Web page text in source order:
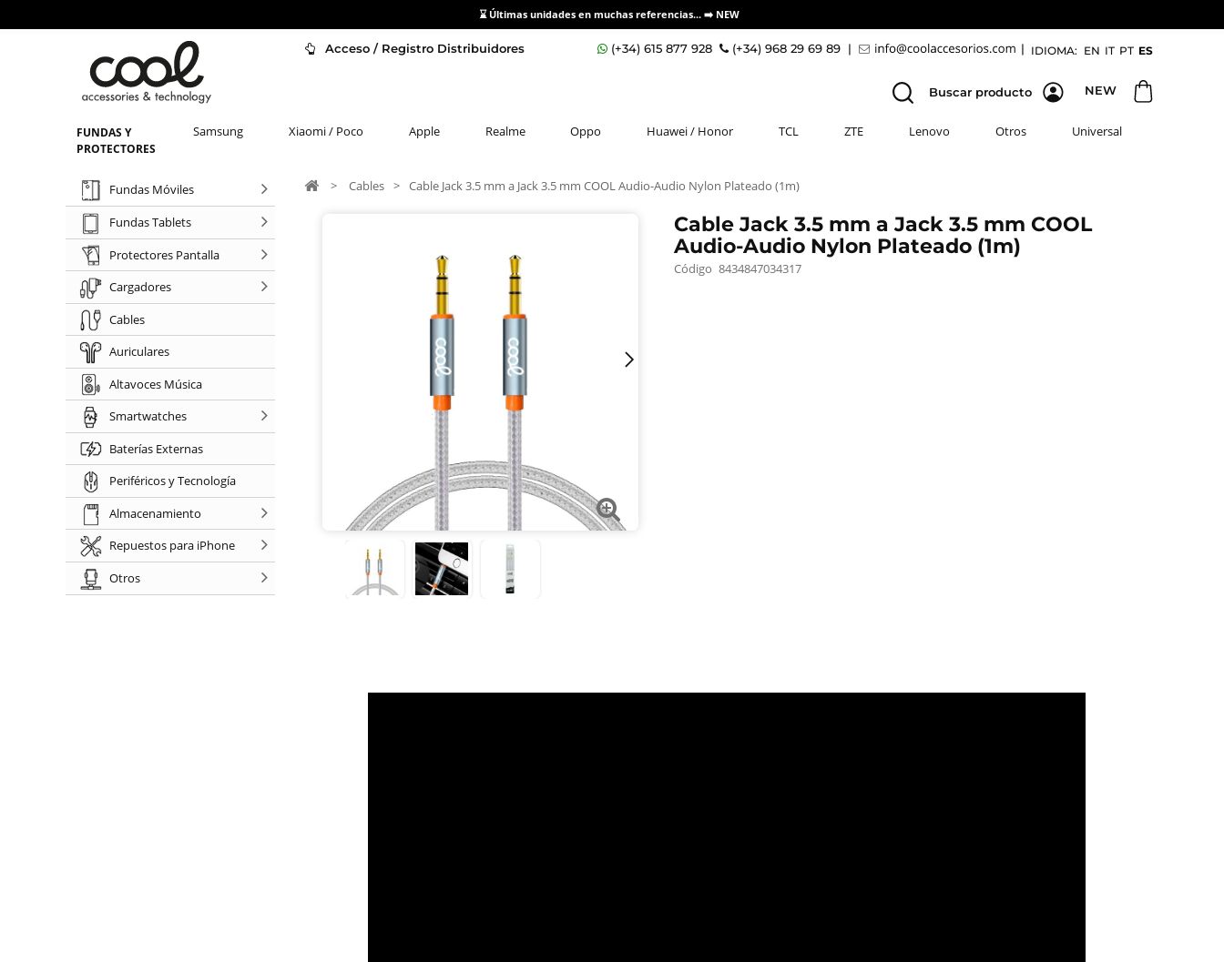
⌛ Últimas unidades en muchas referencias... ➡️ NEW
Acceso / Registro Distribuidores IDIOMA: EN IT PT ES
(+34) 615 877 928 (+34) 968 29 69 89 | |
NEW
Buscar producto
FUNDAS Y
PROTECTORES
Samsung Xiaomi / Poco Apple Realme Oppo Huawei / Honor TCL ZTE Lenovo Otros Universal
Fundas Móviles
Fundas Tablets
Protectores Pantalla
Cargadores
Cables
Auriculares
Altavoces Música
Smartwatches
Baterías Externas
Periféricos y Tecnología
Almacenamiento
Repuestos para iPhone
Otros
> Cables > Cable Jack 3.5 mm a Jack 3.5 mm COOL Audio-Audio Nylon Plateado (1m)
Cable Jack 3.5 mm a Jack 3.5 mm COOL
Audio-Audio Nylon Plateado (1m)
Código 8434847034317